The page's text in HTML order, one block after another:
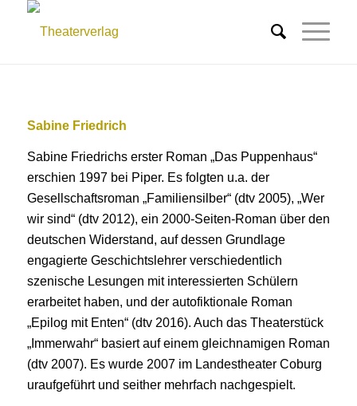
Sabine Friedrich
Sabine Friedrichs erster Roman „Das Puppenhaus“
erschien 1997 bei Piper. Es folgten u.a. der
Gesellschaftsroman „Familiensilber“ (dtv 2005), „Wer
wir sind“ (dtv 2012), ein 2000-Seiten-Roman über den
deutschen Widerstand, auf dessen Grundlage
engagierte Geschichtslehrer verschiedentlich
szenische Lesungen mit interessierten Schülern
erarbeitet haben, und der autofiktionale Roman
„Epilog mit Enten“ (dtv 2016). Auch das Theaterstück
„Immerwahr“ basiert auf einem gleichnamigen Roman
(dtv 2007). Es wurde 2007 im Landestheater Coburg
uraufgeführt und seither mehrfach nachgespielt.